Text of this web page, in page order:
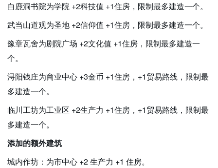
白鹿洞书院为学院 +2科技值 +1住房，限制最多建造一个。
武当山道观为圣地 +2信仰值 +1住房，限制最多建造一个。
豫章瓦舍为剧院广场 +2文化值 +1住房，限制最多建造一
个。
浔阳钱庄为商业中心 +3金币 +1住房，+1贸易路线，限制最
多建造一个。
临川工坊为工业区 +2生产力 +1住房，+1贸易路线，限制最
多建造一个。
添加的额外建筑
城内作坊：为市中心 +2 生产力 +1 住房。